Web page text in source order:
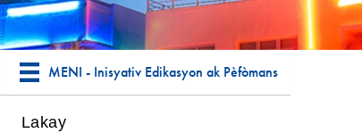
MENI - Inisyativ Edikasyon ak Pèfòmans
Lakay